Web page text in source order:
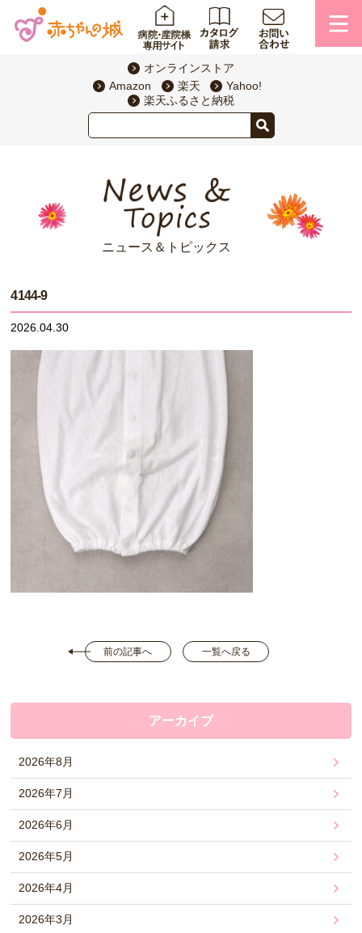
オンラインストア
Amazon
楽天
Yahoo!
楽天ふるさと納税
ニュース＆トピックス
4144-9
2026.04.30
前の記事へ 一覧へ戻る
アーカイブ
2026年8月
2026年7月
2026年6月
2026年5月
2026年4月
2026年3月